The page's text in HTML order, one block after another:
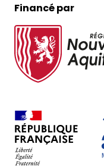
Financé par